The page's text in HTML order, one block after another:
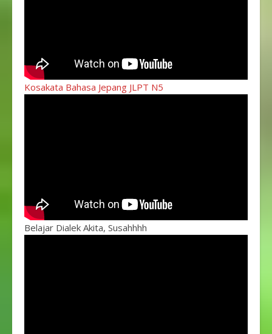
Kosakata Bahasa Jepang JLPT N5
Belajar Dialek Akita, Susahhhh